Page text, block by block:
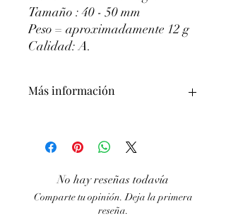
Tamaño : 40 - 50 mm
Peso = aproximadamente 12 g
Calidad: A.
Más información
ATENCIÓN, el uso de Minerales en
Litoterapia no excluye de ninguna
médico y la consulta de un médico. es un
complemento
No hay reseñas todavía
Comparte tu opinión. Deja la primera
reseña.